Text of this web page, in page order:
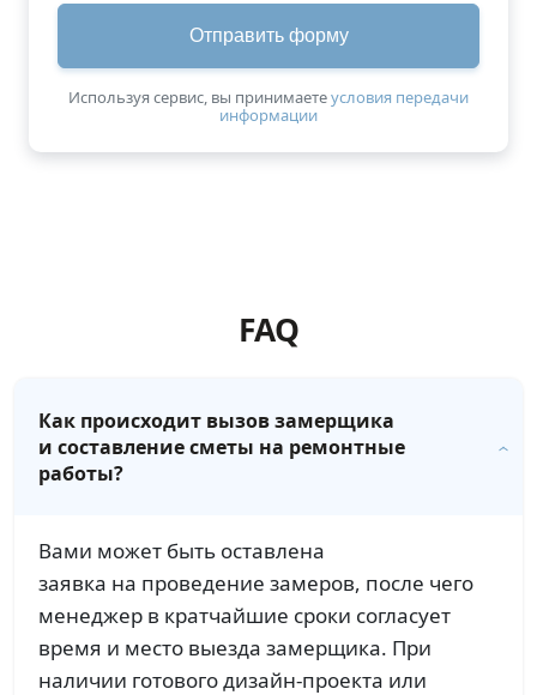
Отправить форму
Используя сервис, вы принимаетeусловия передачи
информации
FAQ
Как происходит вызов замерщика
и составление сметы на ремонтные
работы?
Вами может быть оставлена
заявка на проведение замеров, после чего
менеджер в кратчайшие сроки согласует
время и место выезда замерщика. При
наличии готового дизайн-проекта или